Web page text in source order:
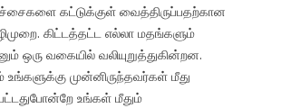
கட்டுக்குள் வைத்திருப்பதற்கான
கிட்டத்தட்ட எல்லா மதங்களும்
ஒரு வகையில் வலியுறுத்துகின்றன.
உங்களுக்கு முன்னிருந்தவர்கள் மீது
உங்கள் மீதும்